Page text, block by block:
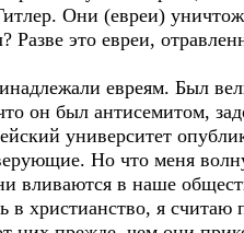
Они (евреи)
Разве это евреи,
евреям. Был
он был антисемитом,
университет
Но что меня
вливаются в наше
в христианство, я